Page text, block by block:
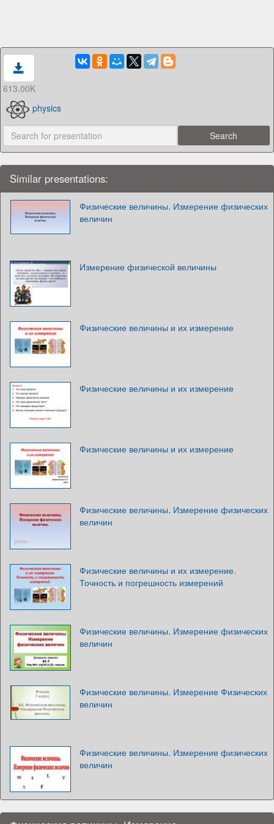
613.00K
physics
Similar presentations:
Физические величины. Измерение физических
величин
Измерение физической величины
Физические величины и их измерение
Физические величины и их измерение
Физические величины и их измерение
Физические величины. Измерение физических
величин
Физические величины и их измерение.
Точность и погрешность измерений
Физические величины. Измерение физических
величин
Физические величины. Измерение Физических
величин
Физические величины. Измерение физических
величин